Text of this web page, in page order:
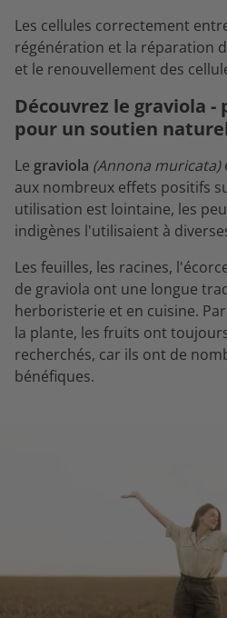
Les cellules correctement
régénération et la réparation
et le renouvellement des
Découvrez le graviola
pour un soutien
Le graviola (Annona muricata)
aux nombreux effets positifs
utilisation est lointaine, les
indigènes l'utilisaient à
Les feuilles, les racines,
de graviola ont une longue
herboristerie et en cuisine.
la plante, les fruits ont
recherchés, car ils ont de
bénéfiques.